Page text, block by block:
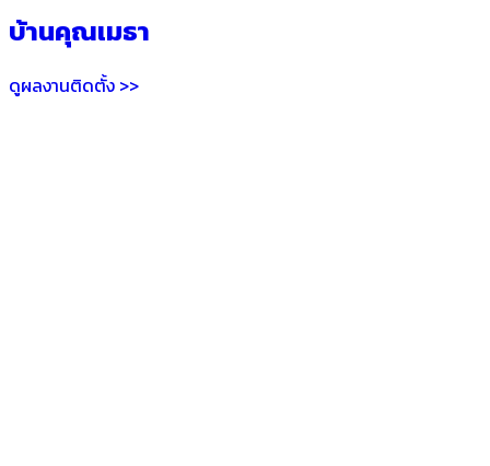
บ้านคุณเมธา
ดูผลงานติดตั้ง >>